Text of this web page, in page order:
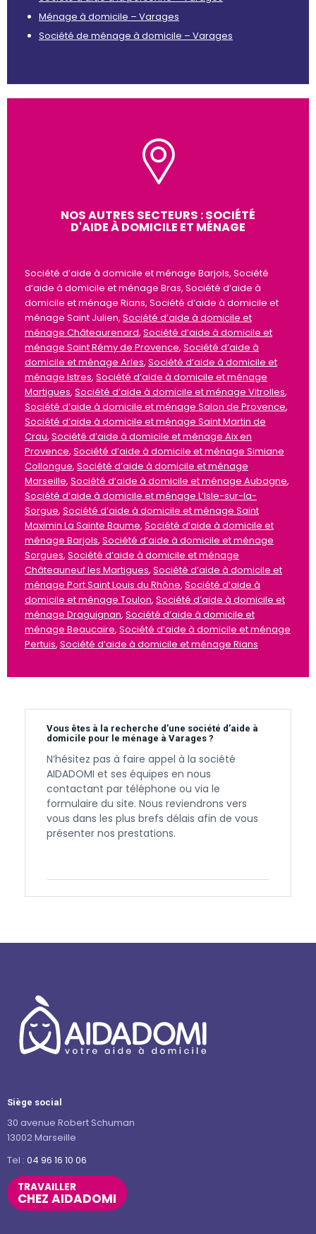
Ménage à domicile – Varages
Société de ménage à domicile – Varages
NOS AUTRES SECTEURS : SOCIÉTÉ
D'AIDE À DOMICILE ET MÉNAGE
Société d’aide à domicile et ménage Barjols, Société
d’aide à domicile et ménage Bras, Société d’aide à
domicile et ménage Rians, Société d’aide à domicile et
ménage Saint Julien, Société d’aide à domicile et
ménage Châteaurenard, Société d’aide à domicile et
ménage Saint Rémy de Provence, Société d’aide à
domicile et ménage Arles, Société d’aide à domicile et
ménage Istres, Société d’aide à domicile et ménage
Martigues, Société d’aide à domicile et ménage Vitrolles,
Société d’aide à domicile et ménage Salon de Provence,
Société d’aide à domicile et ménage Saint Martin de
Crau, Société d’aide à domicile et ménage Aix en
Provence, Société d’aide à domicile et ménage Simiane
Collongue, Société d’aide à domicile et ménage
Marseille, Société d’aide à domicile et ménage Aubagne,
Société d’aide à domicile et ménage L’Isle-sur-la-
Sorgue, Société d’aide à domicile et ménage Saint
Maximin La Sainte Baume, Société d’aide à domicile et
ménage Barjols, Société d’aide à domicile et ménage
Sorgues, Société d’aide à domicile et ménage
Châteauneuf les Martigues, Société d’aide à domicile et
ménage Port Saint Louis du Rhône, Société d’aide à
domicile et ménage Toulon, Société d’aide à domicile et
ménage Draguignan, Société d’aide à domicile et
ménage Beaucaire, Société d’aide à domicile et ménage
Pertuis, Société d’aide à domicile et ménage Rians
Vous êtes à la recherche d’une société d’aide à
domicile pour le ménage à Varages ?
N’hésitez pas à faire appel à la société
AIDADOMI et ses équipes en nous
contactant par téléphone ou via le
formulaire du site. Nous reviendrons vers
vous dans les plus brefs délais afin de vous
présenter nos prestations.
Siège social
30 avenue Robert Schuman
13002 Marseille
Tel : 04 96 16 10 06
TRAVAILLER
CHEZ AIDADOMI